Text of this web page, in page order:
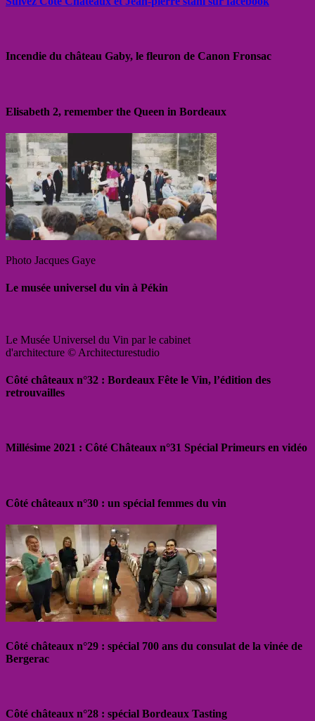
Incendie du château Gaby, le fleuron de Canon Fronsac
Elisabeth 2, remember the Queen in Bordeaux
Photo Jacques Gaye
Le musée universel du vin à Pékin
Le Musée Universel du Vin par le cabinet
d'architecture © Architecturestudio
Côté châteaux n°32 : Bordeaux Fête le Vin, l’édition des
retrouvailles
Millésime 2021 : Côté Châteaux n°31 Spécial Primeurs en vidéo
Côté châteaux n°30 : un spécial femmes du vin
Côté châteaux n°29 : spécial 700 ans du consulat de la vinée de
Bergerac
Côté châteaux n°28 : spécial Bordeaux Tasting